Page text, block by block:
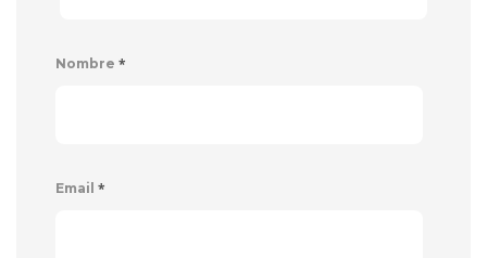
Nombre *
Email *